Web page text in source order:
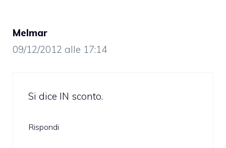
Melmar
09/12/2012 alle 17:14
Si dice IN sconto.
Rispondi